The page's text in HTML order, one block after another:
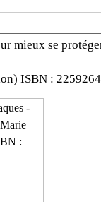
mieux se
ISBN :